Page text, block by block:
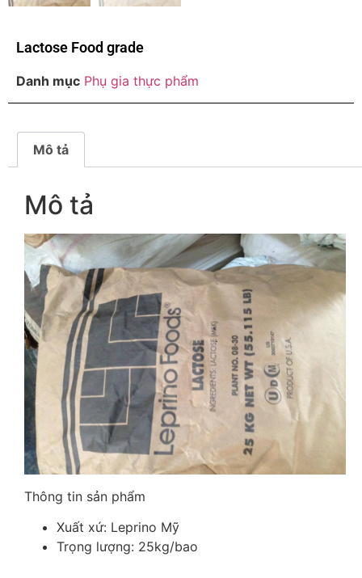
Lactose Food grade
Danh mục Phụ gia thực phẩm
Mô tả
Mô tả
Thông tin sản phẩm
Xuất xứ: Leprino Mỹ
Trọng lượng: 25kg/bao